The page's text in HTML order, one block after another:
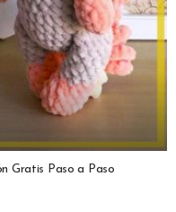
Gratis Paso a Paso